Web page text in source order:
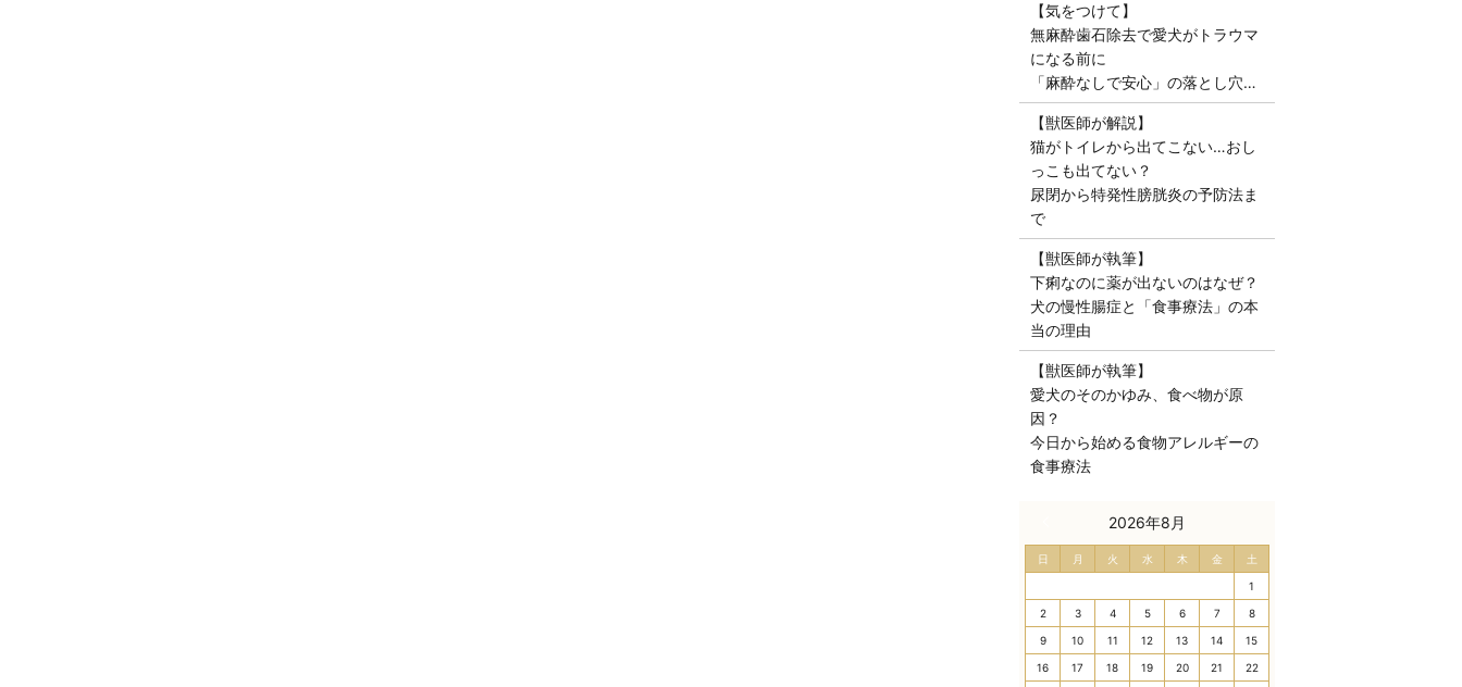
【気をつけて】
無麻酔歯石除去で愛犬がトラウマ
になる前に
「麻酔なしで安心」の落とし穴…
【獣医師が解説】
猫がトイレから出てこない…おし
っこも出てない？
尿閉から特発性膀胱炎の予防法ま
で
【獣医師が執筆】
下痢なのに薬が出ないのはなぜ？
犬の慢性腸症と「食事療法」の本
当の理由
【獣医師が執筆】
愛犬のそのかゆみ、食べ物が原
因？
今日から始める食物アレルギーの
食事療法
2026年8月
日 月 火 水 木 金 土
1
2 3 4 5 6 7 8
9 10 11 12 13 14 15
16 17 18 19 20 21 22